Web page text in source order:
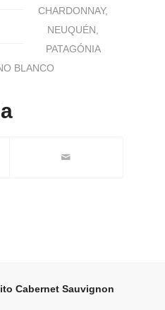
CHARDONNAY,
NEUQUÉN
PATAGÓNIA
BLANCO
Cabernet Sauvignon